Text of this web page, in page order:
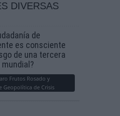
DIVERSAS
de
es consciente
de una tercera
Frutos Rosado y
Geopolítica de Crisis